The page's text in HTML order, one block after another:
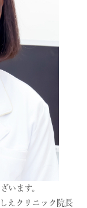
います。
えクリニック院長